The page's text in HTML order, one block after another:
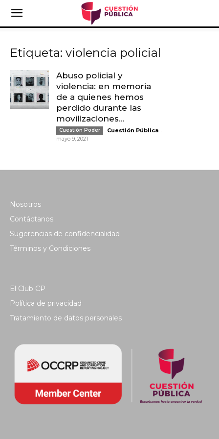
Etiqueta: violencia policial
Abuso policial y
violencia: en memoria
de a quienes hemos
perdido durante las
movilizaciones...
Cuestión Poder Cuestión Pública -
mayo 9, 2021
Nosotros
Contáctanos
Sugerencias de confidencialidad
Términos y Condiciones
El Club CP
Política de privacidad
Tratamiento de datos personales